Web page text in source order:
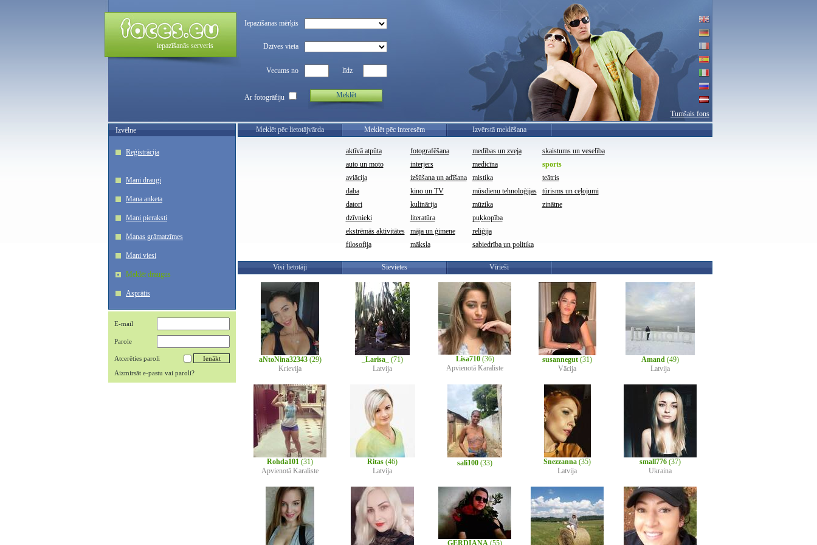
iepazīšanās serveris
Iepazīšanas mērķis
Dzīves vieta
Vecums no līdz
Ar fotogrāfiju Meklēt
Tumšais fons
Izvēlne
Reģistrācija
Mani draugi
Mana anketa
Mani pieraksti
Manas grāmatzīmes
Mani viesi
Meklēt draugus
Asprātis
E-mail
Parole
Atcerēties paroli
Aizmirsāt e-pastu vai paroli?
Meklēt pēc lietotājvārda Meklēt pēc interesēm Izvērstā meklēšana
aktīvā atpūta
auto un moto
aviācija
daba
datori
dzīvnieki
ekstrēmās aktivitātes
filosofija
fotografēšana
interjers
izšūšana un adīšana
kino un TV
kulinārija
literatūra
māja un ģimene
māksla
medības un zveja
medicīna
mistika
mūsdienu tehnoloģijas
mūzika
puķkopība
reliģija
sabiedrība un politika
skaistums un veselība
sports
teātris
tūrisms un ceļojumi
zinātne
Visi lietotāji Sievietes Vīrieši
aNtoNina32343(29)
Krievija
_Larisa_
(71)
Latvija
Lisa710(36)
Apvienotā Karaliste
susannegut (31)
Vācija
Amand(49)
Latvija
Rohda101 (31)
Apvienotā Karaliste
Ritas (46)
Latvija
sali100 (33) Snezzanna (35)
Latvija
small776(37)
Ukraina
GERDIANA (55)